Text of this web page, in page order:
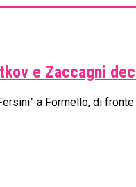
e Zaccagni
a Formello, di